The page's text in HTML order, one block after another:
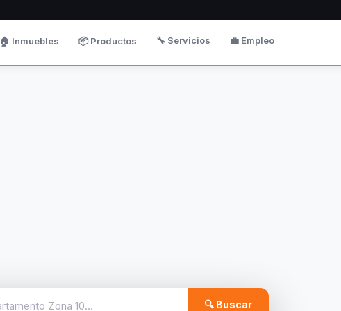
🏠 Inmuebles 📦 Productos 🔧 Servicios 💼 Empleo
🔍 Buscar